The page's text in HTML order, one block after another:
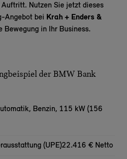
Nutzen Sie jetzt dieses
Angebot bei Krah + Enders &
Bewegung in Ihr Business.
der BMW Bank
Benzin, 115 kW (156
(UPE)22.416 € Netto